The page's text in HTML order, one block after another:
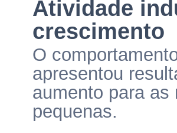
Atividade
crescimento
O
apresentou
aumento para as
pequenas.